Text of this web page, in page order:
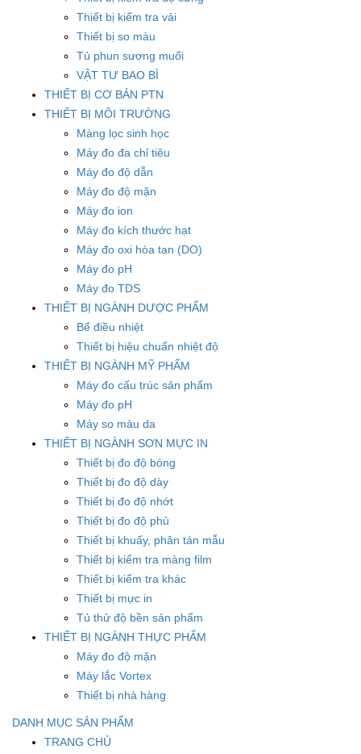
Thiết bị kiểm tra vải
Thiết bị so màu
Tủ phun sương muối
VẬT TƯ BAO BÌ
THIẾT BỊ CƠ BẢN PTN
THIẾT BỊ MÔI TRƯỜNG
Màng lọc sinh học
Máy đo đa chỉ tiêu
Máy đo độ dẫn
Máy đo độ mặn
Máy đo ion
Máy đo kích thước hạt
Máy đo oxi hòa tan (DO)
Máy đo pH
Máy đo TDS
THIẾT BỊ NGÀNH DƯỢC PHẨM
Bể điều nhiệt
Thiết bị hiệu chuẩn nhiệt độ
THIẾT BỊ NGÀNH MỸ PHẨM
Máy đo cấu trúc sản phẩm
Máy đo pH
Máy so màu da
THIẾT BỊ NGÀNH SƠN MỰC IN
Thiết bị đo độ bóng
Thiết bị đo độ dày
Thiết bị đo độ nhớt
Thiết bị đo độ phủ
Thiết bị khuấy, phân tán mẫu
Thiết bị kiểm tra màng film
Thiết bị kiểm tra khác
Thiết bị mực in
Tủ thử độ bền sản phẩm
THIẾT BỊ NGÀNH THỰC PHẨM
Máy đo độ mặn
Máy lắc Vortex
Thiết bị nhà hàng
DANH MỤC SẢN PHẨM
TRANG CHỦ